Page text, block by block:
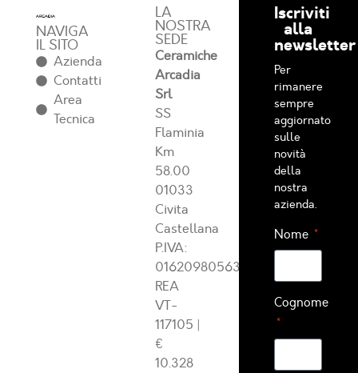
NAVIGA
IL SITO
Azienda
Contatti
Area
Tecnica
LA
NOSTRA
SEDE
Ceramiche
Arcadia
Srl
SS
Flaminia
Km
58.00
01033
Civita
Castellana
P.IVA:
01620980563
REA
VT-
117105 |
€
10.328
Iscriviti
alla
newsletter
Per
rimanere
sempre
aggiornato
sulle
novità
della
nostra
azienda.
Nome
Cognome